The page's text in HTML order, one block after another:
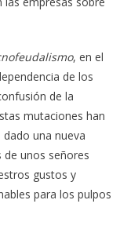
, en el
de los
de la
mutaciones han
una nueva
unos señores
gustos y
para los pulpos